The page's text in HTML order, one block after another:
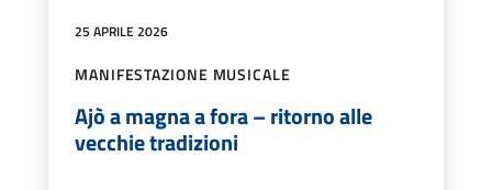
25 APRILE 2026
MANIFESTAZIONE MUSICALE
Ajò a magna a fora – ritorno alle
vecchie tradizioni